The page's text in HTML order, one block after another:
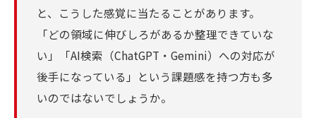
と、こうした感覚に当たることがあります。
「どの領域に伸びしろがあるか整理できていな
い」「AI検索（ChatGPT・Gemini）への対応が
後手になっている」という課題感を持つ方も多
いのではないでしょうか。